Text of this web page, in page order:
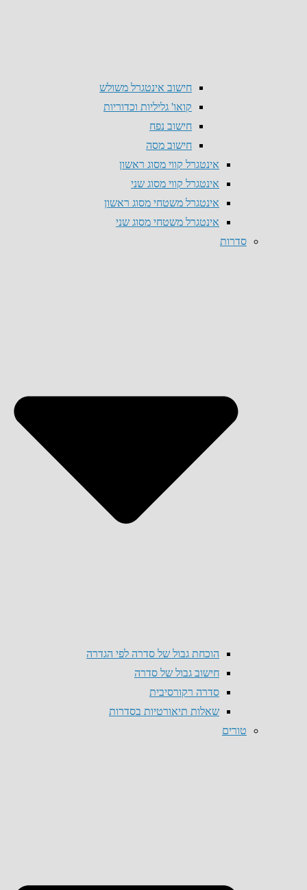
חישוב אינטגרל משולש
קואו' גליליות וכדוריות
חישוב נפח
חישוב מסה
אינטגרל קווי מסוג ראשון
אינטגרל קווי מסוג שני
אינטגרל משטחי מסוג ראשון
אינטגרל משטחי מסוג שני
סדרות
הוכחת גבול של סדרה לפי הגדרה
חישוב גבול של סדרה
סדרה רקורסיבית
שאלות תיאורטיות בסדרות
טורים